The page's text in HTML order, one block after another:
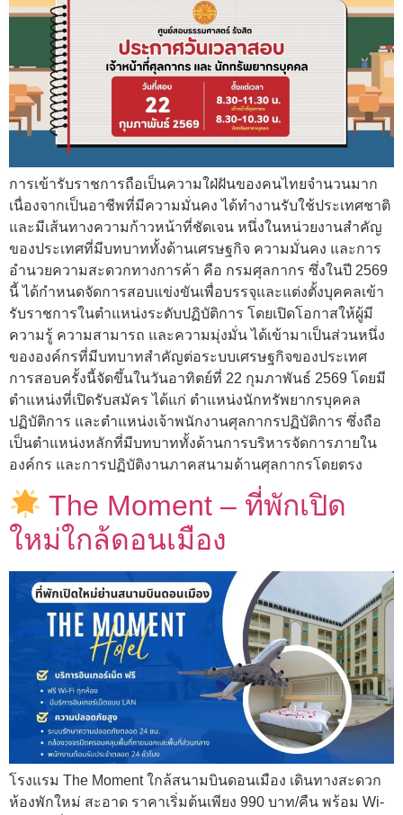
การเข้ารับราชการถือเป็นความใฝ่ฝันของคนไทยจำนวนมาก
เนื่องจากเป็นอาชีพที่มีความมั่นคง ได้ทำงานรับใช้ประเทศชาติ
และมีเส้นทางความก้าวหน้าที่ชัดเจน หนึ่งในหน่วยงานสำคัญ
ของประเทศที่มีบทบาททั้งด้านเศรษฐกิจ ความมั่นคง และการ
อำนวยความสะดวกทางการค้า คือ กรมศุลกากร ซึ่งในปี 2569
นี้ ได้กำหนดจัดการสอบแข่งขันเพื่อบรรจุและแต่งตั้งบุคคลเข้า
รับราชการในตำแหน่งระดับปฏิบัติการ โดยเปิดโอกาสให้ผู้มี
ความรู้ ความสามารถ และความมุ่งมั่น ได้เข้ามาเป็นส่วนหนึ่ง
ขององค์กรที่มีบทบาทสำคัญต่อระบบเศรษฐกิจของประเทศ
การสอบครั้งนี้จัดขึ้นในวันอาทิตย์ที่ 22 กุมภาพันธ์ 2569 โดยมี
ตำแหน่งที่เปิดรับสมัคร ได้แก่ ตำแหน่งนักทรัพยากรบุคคล
ปฏิบัติการ และตำแหน่งเจ้าพนักงานศุลกากรปฏิบัติการ ซึ่งถือ
เป็นตำแหน่งหลักที่มีบทบาททั้งด้านการบริหารจัดการภายใน
องค์กร และการปฏิบัติงานภาคสนามด้านศุลกากรโดยตรง
The Moment – ที่พักเปิด
ใหม่ใกล้ดอนเมือง
โรงแรม The Moment ใกล้สนามบินดอนเมือง เดินทางสะดวก
ห้องพักใหม่ สะอาด ราคาเริ่มต้นเพียง 990 บาท/คืน พร้อม Wi-